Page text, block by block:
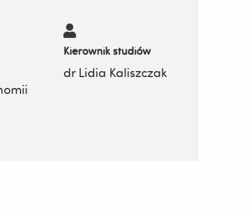
Kierownik studiów
dr Lidia Kaliszczak